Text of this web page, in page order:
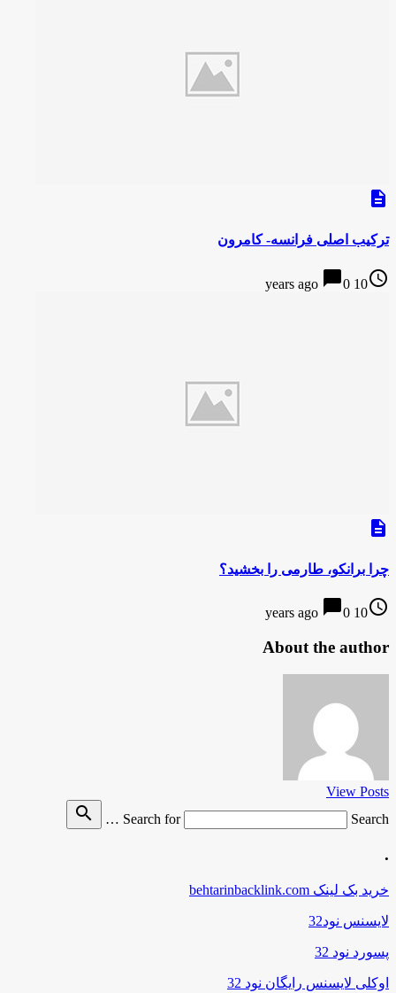
description
ترکیب اصلی فرانسه- کامرون
access_time
10 years ago
chat_bubble0
description
چرا برانکو، طارمی را بخشید؟
access_time
10 years ago
chat_bubble0
About the author
View Posts
Search for
Search …
search
.
خرید بک لینک behtarinbacklink.com
لایسنس نود32
پسورد نود 32
اوکلی لایسنس رایگان نود 32